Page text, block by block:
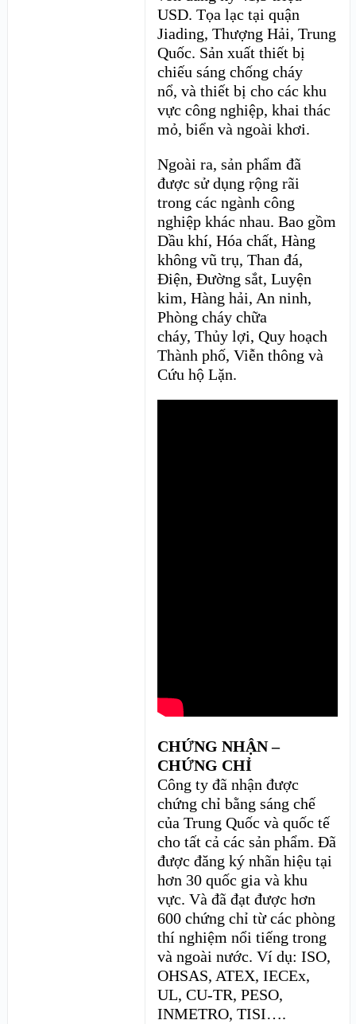
USD. Tọa lạc tại quận
Jiading, Thượng Hải, Trung
Quốc. Sản xuất thiết bị
chiếu sáng chống cháy
nổ, và thiết bị cho các khu
vực công nghiệp, khai thác
mỏ, biển và ngoài khơi.
Ngoài ra, sản phẩm đã
được sử dụng rộng rãi
trong các ngành công
nghiệp khác nhau. Bao gồm
Dầu khí, Hóa chất, Hàng
không vũ trụ, Than đá,
Điện, Đường sắt, Luyện
kim, Hàng hải, An ninh,
Phòng cháy chữa
cháy, Thủy lợi, Quy hoạch
Thành phố, Viễn thông và
Cứu hộ Lặn.
CHỨNG NHẬN –
CHỨNG CHỈ
Công ty đã nhận được
chứng chỉ bằng sáng chế
của Trung Quốc và quốc tế
cho tất cả các sản phẩm. Đã
được đăng ký nhãn hiệu tại
hơn 30 quốc gia và khu
vực. Và đã đạt được hơn
600 chứng chỉ từ các phòng
thí nghiệm nổi tiếng trong
và ngoài nước. Ví dụ: ISO,
OHSAS, ATEX, IECEx,
UL, CU-TR, PESO,
INMETRO, TISI….